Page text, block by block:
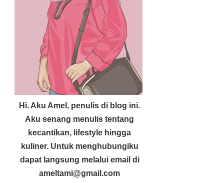
Hi. Aku Amel, penulis di blog ini.
Aku senang menulis tentang
kecantikan, lifestyle hingga
kuliner. Untuk menghubungiku
dapat langsung melalui email di
ameltami@gmail.com